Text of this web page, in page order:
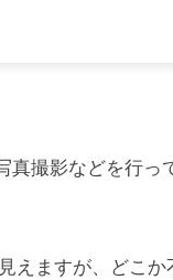
撮影などを行
ますが、どこか